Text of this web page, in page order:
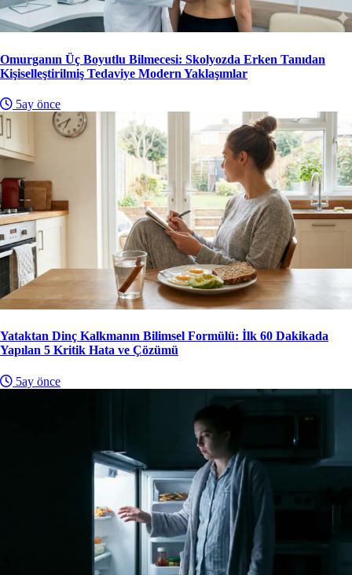
Omurganın Üç Boyutlu Bilmecesi: Skolyozda Erken Tanıdan
Kişiselleştirilmiş Tedaviye Modern Yaklaşımlar
5ay önce
Yataktan Dinç Kalkmanın Bilimsel Formülü: İlk 60 Dakikada
Yapılan 5 Kritik Hata ve Çözümü
5ay önce